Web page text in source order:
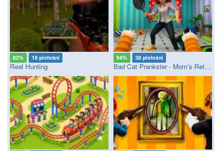
82% 18 přehrání
Real Hunting
94% 38 přehrání
Bad Cat Prankster - Mom’s Return